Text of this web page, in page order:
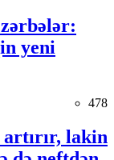
yeni
478
lakin